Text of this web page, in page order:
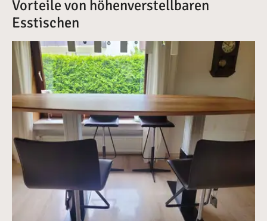
Vorteile von höhenverstellbaren
Esstischen
Vergrößerte Version anzeigen für Vorteile des